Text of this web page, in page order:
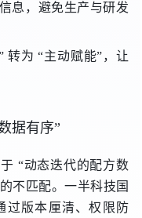
息，避免生产与研发
转为 “主动赋能”，让
据有序”
“动态迭代的配方数
的不匹配。一半科技国
过版本厘清、权限防